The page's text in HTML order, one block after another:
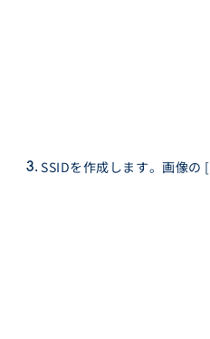
SSIDを作成します。画像の [